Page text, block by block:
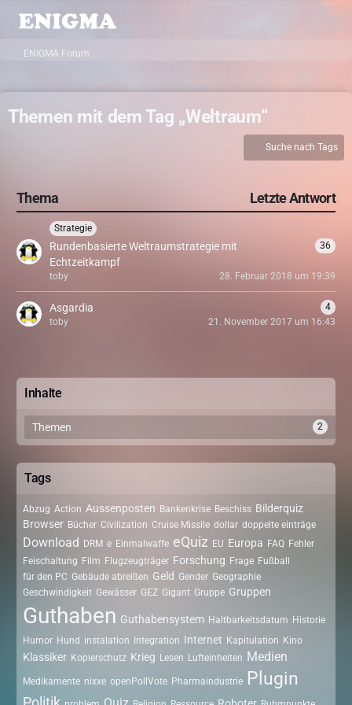
ENIGMA Forum
Themen mit dem Tag „Weltraum“
Suche nach Tags
Thema Letzte Antwort
Strategie
Rundenbasierte Weltraumstrategie mit
Echtzeitkampf
36
toby 28. Februar 2018 um 19:39
Asgardia
4
toby
21. November 2017 um 16:43
Inhalte
Themen 2
Tags
Abzug Action Aussenposten Bankenkrise Beschiss Bilderquiz
Browser Bücher Civilization Cruise Missile dollar doppelte einträge
Download DRM e Einmalwaffe eQuiz EU Europa FAQ Fehler
Feischaltung Film Flugzeugträger Forschung Frage Fußball
für den PC Gebäude abreißen Geld Gender Geographie
Geschwindigkeit Gewässer GEZ Gigant Gruppe Gruppen
Guthaben Guthabensystem Haltbarkeitsdatum Historie
Humor Hund instalation Integration Internet Kapitulation Kino
Klassiker Kopierschutz Krieg Lesen Lufteinheiten Medien
Medikamente nixxe openPollVote Pharmaindustrie Plugin